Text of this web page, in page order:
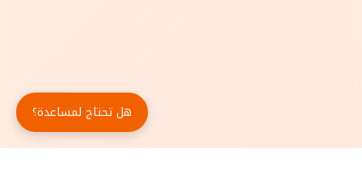
هل تحتاج لمساعدة؟